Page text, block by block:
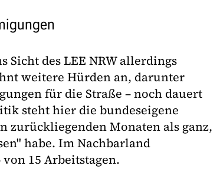
Sicht des LEE NRW allerdings
weitere Hürden an, darunter
für die Straße – noch dauert
steht hier die bundeseigene
zurückliegenden Monaten als ganz,
habe. Im Nachbarland
15 Arbeitstagen.